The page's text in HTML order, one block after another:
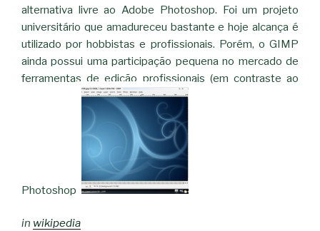
alternativa livre ao Adobe Photoshop. Foi um projeto
universitário que amadureceu bastante e hoje alcança é
utilizado por hobbistas e profissionais. Porém, o GIMP
ainda possui uma participação pequena no mercado de
ferramentas de edição profissionais (em contraste ao
Photoshop).
in wikipedia